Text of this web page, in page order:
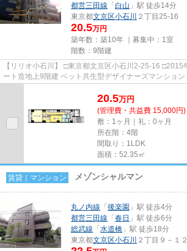
都営三田線 「 白山 」駅 徒歩14分
東京都文京区小石川 ２丁目25-16
20.5万円
築年数：築10年 ｜募集中： 1室
階数：9階建
【リリオ小石川】 □東京都文京区小石川2-25-16 □2015年12月築 □鉄筋コンクリ
ート造地上9階建 ペット共生型デザイナーズマンション！ ワンフロア―1住戸！
20.5万円
(管理費・共益費 15,000円)
敷：1ヶ月｜礼：0ヶ月
所在階：4階
間取り：1LDK
面積：52.35㎡
賃貸｜マンション メゾンシャルマン
丸ノ内線 「 後楽園 」駅 徒歩4分
都営三田線 「 春日 」駅 徒歩6分
総武線 「 水道橋 」駅 徒歩18分
東京都文京区小石川 ２丁目９－１２